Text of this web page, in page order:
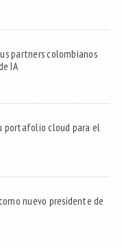
partners colombianos
IA
portafolio cloud para el
nuevo presidente de